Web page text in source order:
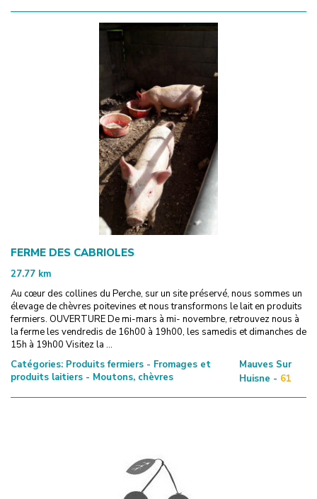
FERME DES CABRIOLES
27.77 km
Au cœur des collines du Perche, sur un site préservé, nous sommes un
élevage de chèvres poitevines et nous transformons le lait en produits
fermiers. OUVERTURE De mi-mars à mi- novembre, retrouvez nous à
la ferme les vendredis de 16h00 à 19h00, les samedis et dimanches de
15h à 19h00 Visitez la ...
Catégories: Produits fermiers - Fromages et
produits laitiers - Moutons, chèvres
Mauves Sur
Huisne - 61